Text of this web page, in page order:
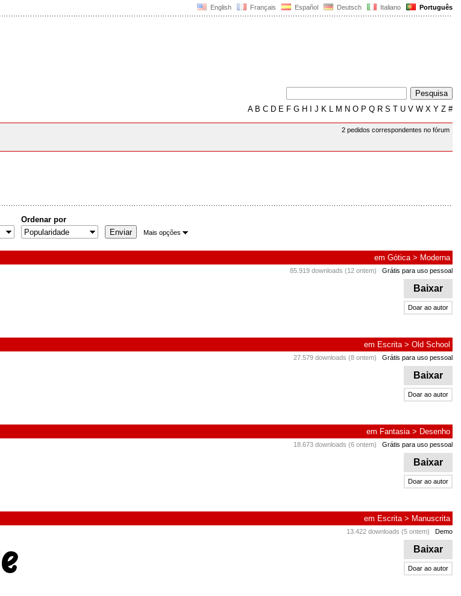
English Français Español Deutsch Italiano Português
AB C D E F G H J K L M N O P Q R S T U V W X Y Z #
2 pedidos correspondentes no fórum
Ordenar por
Mais opções
em Gótica> Moderna
85.919 downloads (12 ontem) Grátis para uso pessoal
Baixar
Doar ao autor
em Escrita> Old School
27.579 downloads (8 ontem) Grátis para uso pessoal
Baixar
Doar ao autor
em Fantasia> Desenho
18.673 downloads (6 ontem) Grátis para uso pessoal
Baixar
Doar ao autor
em Escrita> Manuscrita
13.422 downloads (5 ontem) Demo
Baixar
Doar ao autor